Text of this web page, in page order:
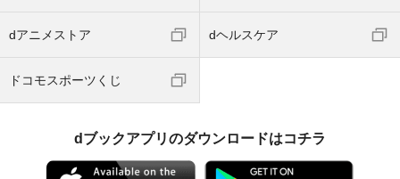
dアニメストア dヘルスケア
ドコモスポーツくじ
dブックアプリのダウンロードはコチラ